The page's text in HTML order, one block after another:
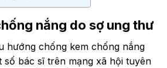
nắng do sợ ung thư
hướng chống kem chống nắng
số bác sĩ trên mạng xã hội tuyên